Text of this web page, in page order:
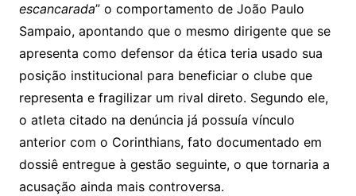
escancarada” o comportamento de João Paulo
Sampaio, apontando que o mesmo dirigente que se
apresenta como defensor da ética teria usado sua
posição institucional para beneficiar o clube que
representa e fragilizar um rival direto. Segundo ele,
o atleta citado na denúncia já possuía vínculo
anterior com o Corinthians, fato documentado em
dossiê entregue à gestão seguinte, o que tornaria a
acusação ainda mais controversa.